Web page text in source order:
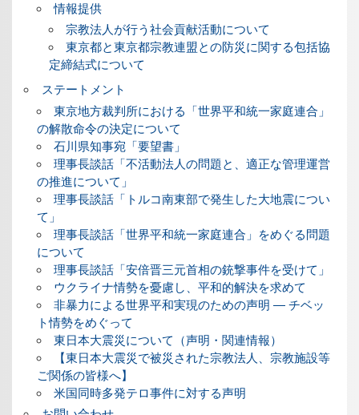
情報提供
宗教法人が行う社会貢献活動について
東京都と東京都宗教連盟との防災に関する包括協
定締結式について
ステートメント
東京地方裁判所における「世界平和統一家庭連合」
の解散命令の決定について
石川県知事宛「要望書」
理事長談話「不活動法人の問題と、適正な管理運営
の推進について」
理事長談話「トルコ南東部で発生した大地震につい
て」
理事長談話「世界平和統一家庭連合」をめぐる問題
について
理事長談話「安倍晋三元首相の銃撃事件を受けて」
ウクライナ情勢を憂慮し、平和的解決を求めて
非暴力による世界平和実現のための声明 ― チベッ
ト情勢をめぐって
東日本大震災について（声明・関連情報）
【東日本大震災で被災された宗教法人、宗教施設等
ご関係の皆様へ】
米国同時多発テロ事件に対する声明